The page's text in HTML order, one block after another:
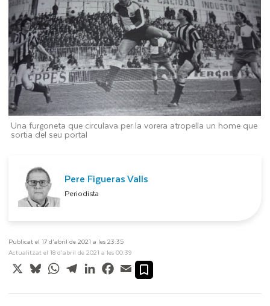
Una furgoneta que circulava per la vorera atropella un home que
sortia del seu portal
Pere Figueras Valls
Periodista
Publicat el 17 d’abril de 2021 a les 23:35
Actualitzat el 18 d’abril de 2021 a les 00:39
X BlueskyWhatsApp
TelegramLinkedInFacebook
Email